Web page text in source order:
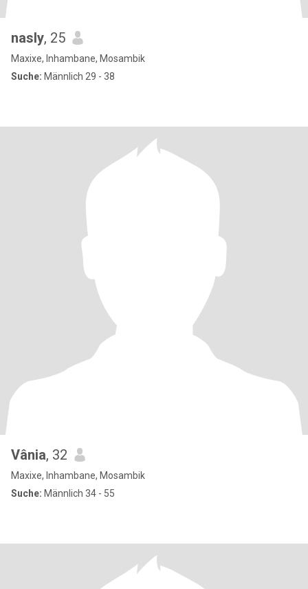
nasly, 25
Maxixe, Inhambane, Mosambik
Suche: Männlich 29 - 38
Vânia, 32
Maxixe, Inhambane, Mosambik
Suche: Männlich 34 - 55